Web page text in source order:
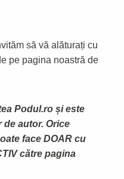
să vă alăturați cu
pe pagina noastră de
Podul.ro și este
autor. Orice
face DOAR cu
către pagina